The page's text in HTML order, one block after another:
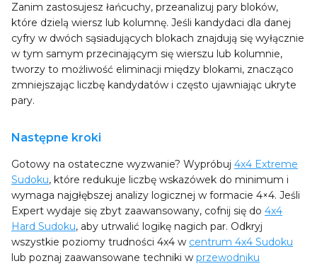
Zanim zastosujesz łańcuchy, przeanalizuj pary bloków,
które dzielą wiersz lub kolumnę. Jeśli kandydaci dla danej
cyfry w dwóch sąsiadujących blokach znajdują się wyłącznie
w tym samym przecinającym się wierszu lub kolumnie,
tworzy to możliwość eliminacji między blokami, znacząco
zmniejszając liczbę kandydatów i często ujawniając ukryte
pary.
Następne kroki
Gotowy na ostateczne wyzwanie? Wypróbuj 4x4 Extreme
Sudoku, które redukuje liczbę wskazówek do minimum i
wymaga najgłębszej analizy logicznej w formacie 4×4. Jeśli
Expert wydaje się zbyt zaawansowany, cofnij się do 4x4
Hard Sudoku, aby utrwalić logikę nagich par. Odkryj
wszystkie poziomy trudności 4x4 w centrum 4x4 Sudoku
lub poznaj zaawansowane techniki w przewodniku